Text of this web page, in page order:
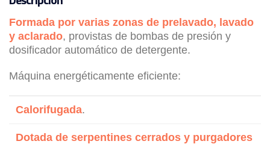
Formada por varias zonas de prelavado, lavado
y aclarado, provistas de bombas de presión y
dosificador automático de detergente.
Máquina energéticamente eficiente:
Calorifugada.
Dotada de serpentines cerrados y purgadores